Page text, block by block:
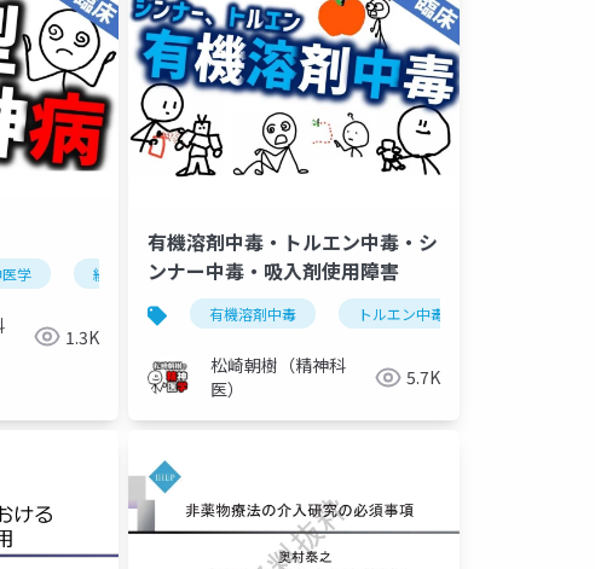
看護
学 統合失調症 非定型精神病
1.3K
有機溶剤中毒・トルエン中毒・シ
ンナー中毒・吸入剤使用障害
有機溶剤中毒 トルエン中毒
松崎朝樹（精神科
医）
5.7K